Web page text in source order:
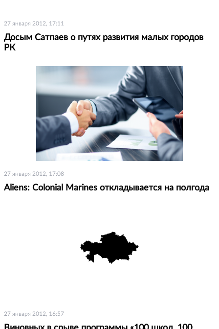
27 января 2012, 17:11
Досым Сатпаев о путях развития малых городов
РК
27 января 2012, 17:08
Aliens: Colonial Marines откладывается на полгода
27 января 2012, 16:57